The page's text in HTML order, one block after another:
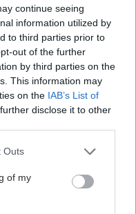
continue seeing
information utilized by
to third parties prior to
out of the further
by third parties on the
This information may
on the IAB’s List of
disclose it to other
one or more Google
You may click to
its third-party tags to
in below Google
Outs
of my